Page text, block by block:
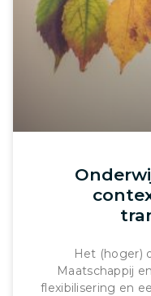
Het (hoger)
Maatschappij
flexibilisering en